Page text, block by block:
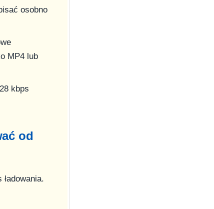
osobno
MP4 lub
kbps
od